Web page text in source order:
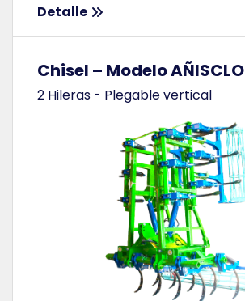
Detalle
Chisel – Modelo AÑISCLO
2 Hileras - Plegable vertical